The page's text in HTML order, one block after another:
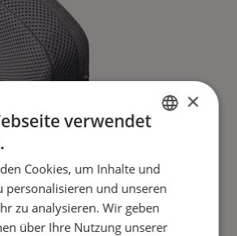
DANISH
FRENCH
GERMAN
×
verwendet
Cookies, um Inhalte und
personalisieren und unseren
zu analysieren. Wir geben
über Ihre Nutzung unserer